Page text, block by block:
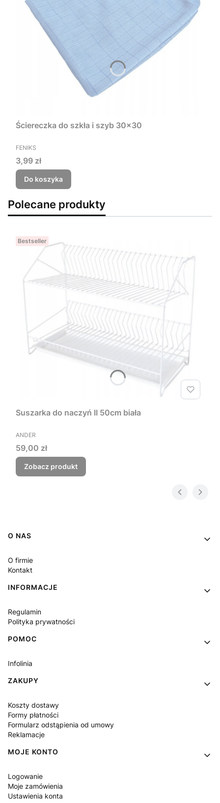
Ściereczka do szkła i szyb 30x30
PRODUCENT
FENIKS
Cena
3,99 zł
Do koszyka
Polecane produkty
Bestseller
Suszarka do naczyń II 50cm biała
PRODUCENT
ANDER
Cena
59,00 zł
Zobacz produkt
Linki w stopce
O NAS
O firmie
Kontakt
INFORMACJE
Regulamin
Polityka prywatności
POMOC
Infolinia
ZAKUPY
Koszty dostawy
Formy płatności
Formularz odstąpienia od umowy
Reklamacje
MOJE KONTO
Logowanie
Moje zamówienia
Ustawienia konta